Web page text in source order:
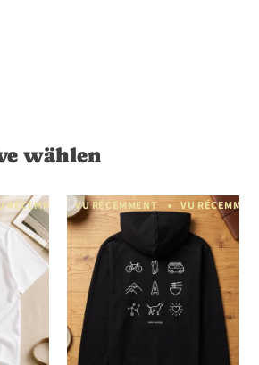
wählen
RÉCEMMENT VU RÉCEMMENT VU
VU RÉCEMMENT VU